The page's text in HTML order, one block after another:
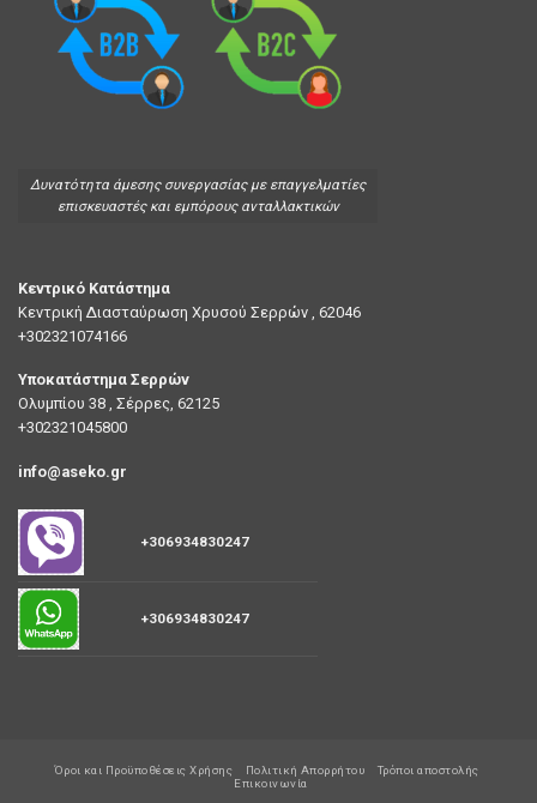
Δυνατότητα άμεσης συνεργασίας με επαγγελματίες
επισκευαστές και εμπόρους ανταλλακτικών
Κεντρικό Κατάστημα
Κεντρική Διασταύρωση Χρυσού Σερρών , 62046
+302321074166
Υποκατάστημα Σερρών
Ολυμπίου 38 , Σέρρες, 62125
+302321045800
info@aseko.gr
+306934830247
+306934830247
Όροι και Προϋποθέσεις Χρήσης Πολιτική Απορρήτου
Τρόποι αποστολής
Επικοινωνία